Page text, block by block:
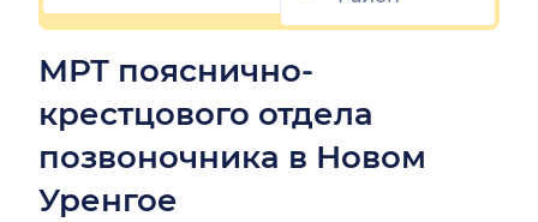
МРТ пояснично-
крестцового отдела
позвоночника в Новом
Уренгое